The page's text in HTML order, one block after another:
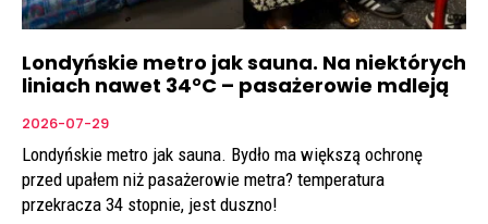
Londyńskie metro jak sauna. Na niektórych
liniach nawet 34°C – pasażerowie mdleją
2026-07-29
Londyńskie metro jak sauna. Bydło ma większą ochronę
przed upałem niż pasażerowie metra? temperatura
przekracza 34 stopnie, jest duszno!